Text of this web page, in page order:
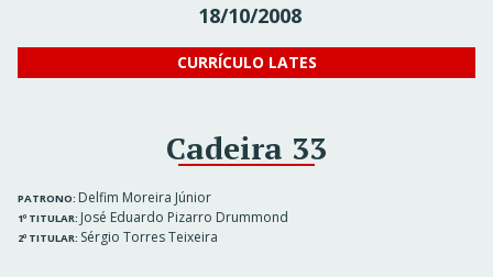
18/10/2008
CURRÍCULO LATES
Cadeira 33
PATRONO: Delfim Moreira Júnior
1º TITULAR: José Eduardo Pizarro Drummond
2º TITULAR: Sérgio Torres Teixeira